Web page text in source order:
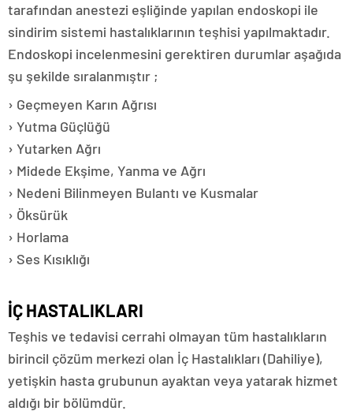
tarafından anestezi eşliğinde yapılan endoskopi ile
sindirim sistemi hastalıklarının teşhisi yapılmaktadır.
Endoskopi incelenmesini gerektiren durumlar aşağıda
şu şekilde sıralanmıştır ;
› Geçmeyen Karın Ağrısı
› Yutma Güçlüğü
› Yutarken Ağrı
› Midede Ekşime, Yanma ve Ağrı
› Nedeni Bilinmeyen Bulantı ve Kusmalar
› Öksürük
› Horlama
› Ses Kısıklığı
İÇ HASTALIKLARI
Teşhis ve tedavisi cerrahi olmayan tüm hastalıkların
birincil çözüm merkezi olan İç Hastalıkları (Dahiliye),
yetişkin hasta grubunun ayaktan veya yatarak hizmet
aldığı bir bölümdür.